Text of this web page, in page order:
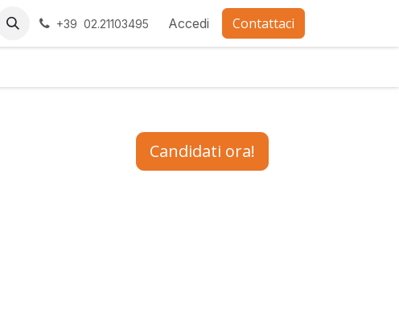
Lavora con noi+39 02.21103495 Accedi Contattaci
Candidati ora!